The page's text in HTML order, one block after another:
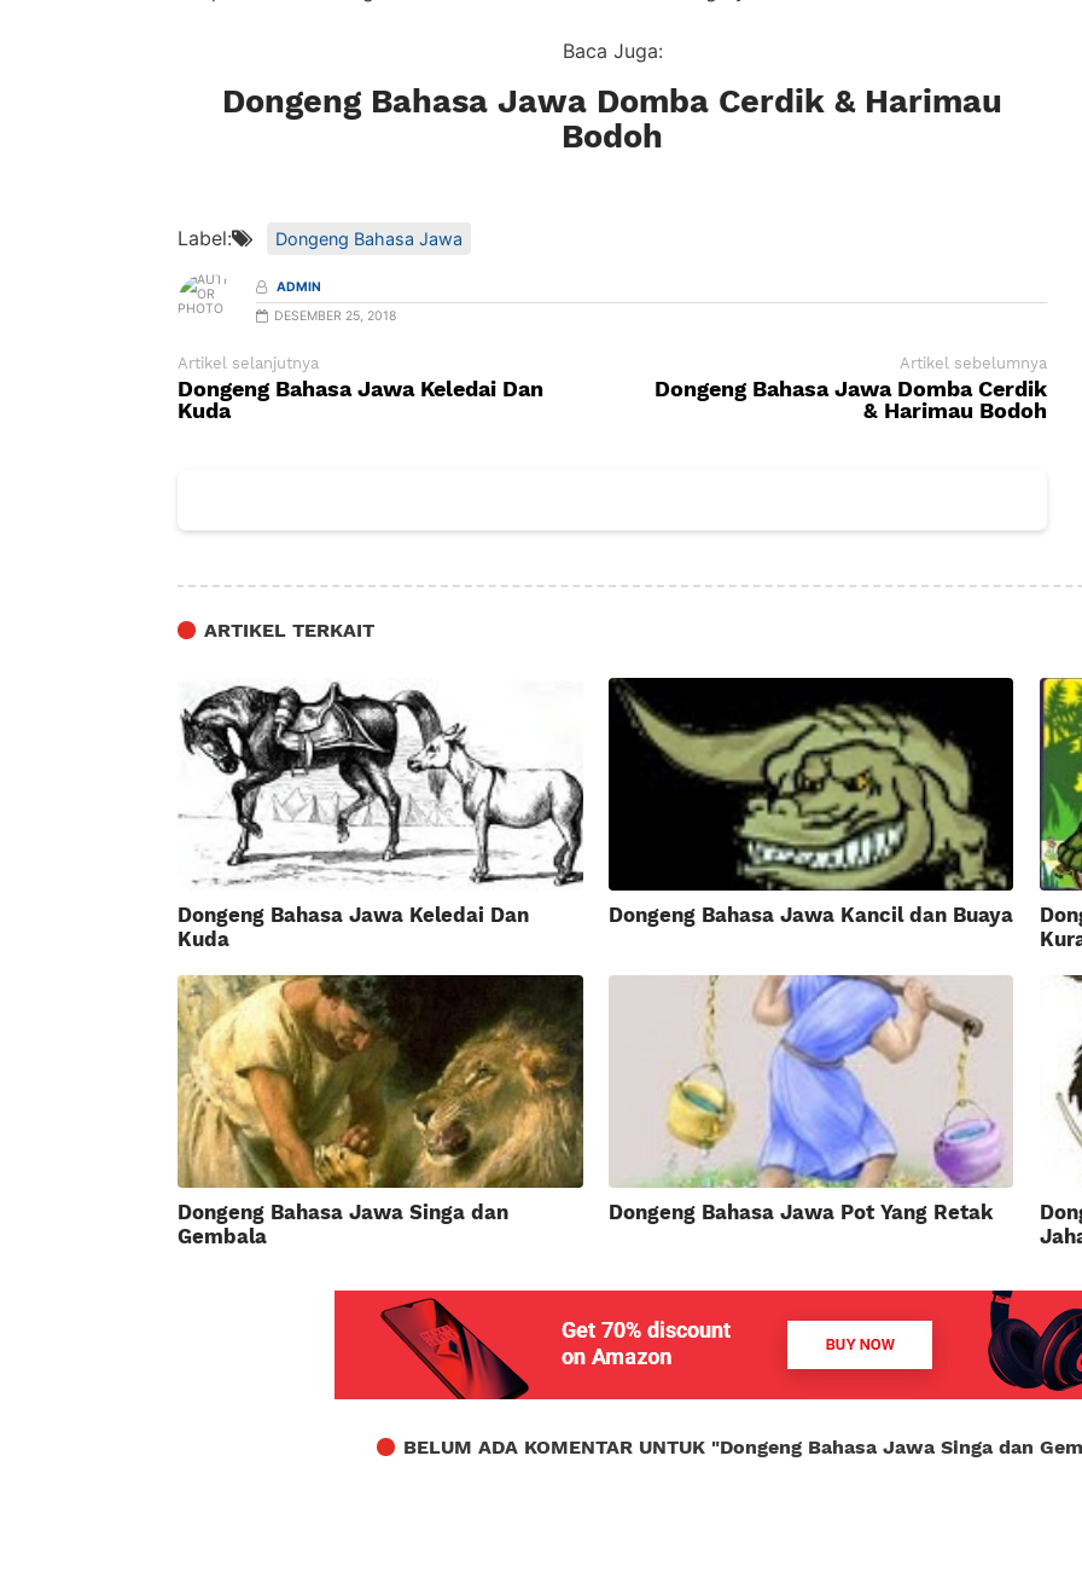
Baca Juga:
Dongeng Bahasa Jawa Domba Cerdik & Harimau
Bodoh
Label: Dongeng Bahasa Jawa
ADMIN
DESEMBER 25, 2018
Artikel selanjutnya
Dongeng Bahasa Jawa Keledai Dan
Kuda
Artikel sebelumnya
Dongeng Bahasa Jawa Domba Cerdik
& Harimau Bodoh
ARTIKEL TERKAIT
Dongeng Bahasa Jawa Keledai Dan
Kuda
Dongeng Bahasa Jawa Kancil dan Buaya
Dongeng Bahasa Jawa Singa dan
Gembala
Dongeng Bahasa Jawa Pot Yang Retak
BELUM ADA KOMENTAR UNTUK "Dongeng Bahasa Jawa Singa dan